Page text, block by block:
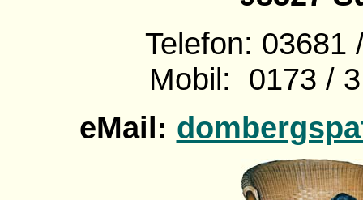
Telefon: 03681
Mobil: 0173 /
eMail: